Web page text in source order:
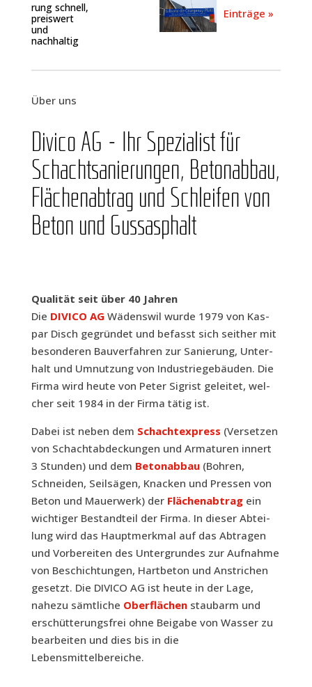
rung schnell,
preis­wert
und
nachhaltig
Einträge »
Über uns
Divico AG – Ihr Spe­zia­list für
Schacht­sanie­run­gen, Beton­ab­bau,
Flä­chen­ab­trag und Schlei­fen von
Beton und Gussasphalt
Qua­li­tät seit über 40 Jah­ren
Die DIVICO AG Wädens­wil wur­de 1979 von Kas­
par Disch gegrün­det und befasst sich seit­her mit
beson­de­ren Bau­ver­fah­ren zur Sanie­rung, Unter­
halt und Umnut­zung von Indus­trie­ge­bäu­den. Die
Fir­ma wird heu­te von Peter Sig­rist gelei­tet, wel­
cher seit 1984 in der Fir­ma tätig ist.
Dabei ist neben dem Schacht­ex­press (Ver­setzen
von Schacht­ab­de­ckun­gen und Arma­tu­ren innert
3 Stun­den) und dem Beton­ab­bau (Boh­ren,
Schnei­den, Seil­sä­gen, Kna­cken und Pressen von
Beton und Mau­er­werk) der Flä­chen­ab­trag ein
wich­ti­ger Bestand­teil der Fir­ma. In die­ser Abtei­
lung wird das Haupt­merk­mal auf das Abtra­gen
und Vor­be­rei­ten des Unter­grun­des zur Auf­nah­me
von Beschich­tun­gen, Hart­be­ton und Anstri­chen
gesetzt. Die DIVICO AG ist heu­te in der Lage,
nahe­zu sämt­li­che Ober­flä­chen staub­arm und
erschüt­te­rungs­frei ohne Bei­ga­be von Was­ser zu
bear­bei­ten und dies bis in die
Lebensmittelbereiche.